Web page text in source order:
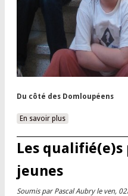
Du côté des Domloupéens
En savoir plusà propos de
Les qualifié(e)s
jeunes
Soumis par Pascal Aubryle ven,